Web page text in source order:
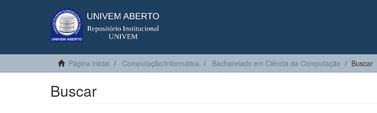
Página inicial Computação/Informática Bacharelado em Ciência da Computação Buscar
Buscar